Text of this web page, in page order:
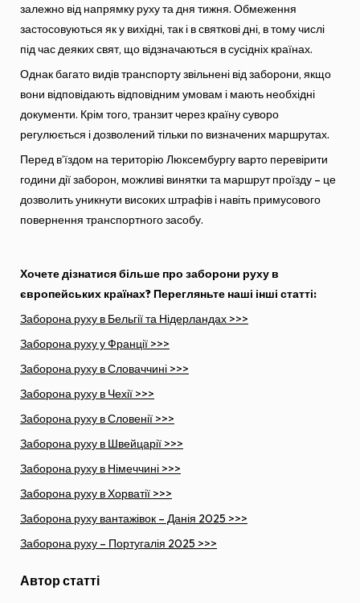
залежно від напрямку руху та дня тижня. Обмеження
застосовуються як у вихідні, так і в святкові дні, в тому числі
під час деяких свят, що відзначаються в сусідніх країнах.
Однак багато видів транспорту звільнені від заборони, якщо
вони відповідають відповідним умовам і мають необхідні
документи. Крім того, транзит через країну суворо
регулюється і дозволений тільки по визначених маршрутах.
Перед в’їздом на територію Люксембургу варто перевірити
години дії заборон, можливі винятки та маршрут проїзду – це
дозволить уникнути високих штрафів і навіть примусового
повернення транспортного засобу.
Хочете дізнатися більше про заборони руху в
європейських країнах? Перегляньте наші інші статті:
Заборона руху в Бельгії та Нідерландах >>>
Заборона руху у Франції >>>
Заборона руху в Словаччині >>>
Заборона руху в Чехії >>>
Заборона руху в Словенії >>>
Заборона руху в Швейцарії >>>
Заборона руху в Німеччині >>>
Заборона руху в Хорватії >>>
Заборона руху вантажівок – Данія 2025 >>>
Заборона руху – Португалія 2025 >>>
Автор статті